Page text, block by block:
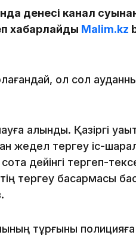
денесі канал
хабарлайды Malim.kz
ол сол
алынды. Қазіргі
жедел тергеу іс-
дейінгі тергеп-
тергеу басқармасы
тұрғыны